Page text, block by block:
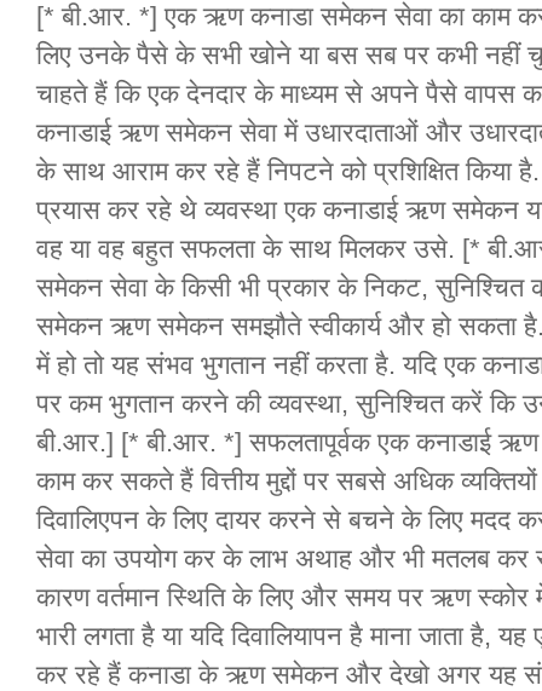
[* बी.आर. *] एक ऋण कनाडा समेकन सेवा का काम
लिए उनके पैसे के सभी खोने या बस सब पर कभी नहीं
चाहते हैं कि एक देनदार के माध्यम से अपने पैसे वापस
कनाडाई ऋण समेकन सेवा में उधारदाताओं और
के साथ आराम कर रहे हैं निपटने को प्रशिक्षित किया
प्रयास कर रहे थे व्यवस्था एक कनाडाई ऋण समेकन
वह या वह बहुत सफलता के साथ मिलकर उसे. [*
समेकन सेवा के किसी भी प्रकार के निकट, सुनिश्चित
समेकन ऋण समेकन समझौते स्वीकार्य और हो सकता
में हो तो यह संभव भुगतान नहीं करता है. यदि एक
पर कम भुगतान करने की व्यवस्था, सुनिश्चित करें कि
बी.आर.] [* बी.आर. *] सफलतापूर्वक एक कनाडाई
काम कर सकते हैं वित्तीय मुद्दों पर सबसे अधिक
दिवालिएपन के लिए दायर करने से बचने के लिए
सेवा का उपयोग कर के लाभ अथाह और भी मतलब
कारण वर्तमान स्थिति के लिए और समय पर ऋण स्कोर में
भारी लगता है या यदि दिवालियापन है माना जाता है,
कर रहे हैं कनाडा के ऋण समेकन और देखो अगर यह